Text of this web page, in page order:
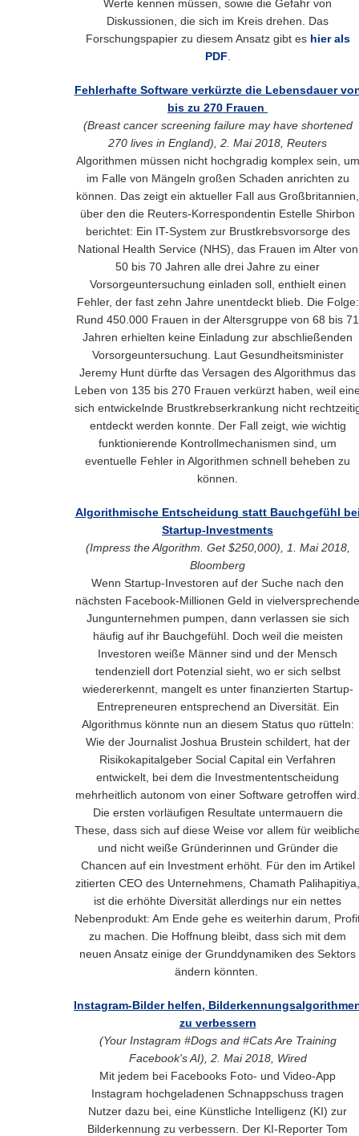
Werte kennen müssen, sowie die Gefahr von
Diskussionen, die sich im Kreis drehen. Das
Forschungspapier zu diesem Ansatz gibt es hier als
PDF
Fehlerhafte Software verkürzte die Lebensdauer
bis zu 270 Frauen
(Breast cancer screening failure may have shortened
270 lives in England), 2. Mai 2018, Reuters
Algorithmen müssen nicht hochgradig komplex sein, um
im Falle von Mängeln großen Schaden anrichten zu
können. Das zeigt ein aktueller Fall aus Großbritannien,
über den die Reuters-Korrespondentin Estelle Shirbon
berichtet: Ein IT-System zur Brustkrebsvorsorge des
National Health Service (NHS), das Frauen im Alter von
50 bis 70 Jahren alle drei Jahre zu einer
Vorsorgeuntersuchung einladen soll, enthielt einen
Fehler, der fast zehn Jahre unentdeckt blieb. Die Folge:
Rund 450.000 Frauen in der Altersgruppe von 68 bis 71
Jahren erhielten keine Einladung zur abschließenden
Vorsorgeuntersuchung. Laut Gesundheitsminister
Jeremy Hunt dürfte das Versagen des Algorithmus das
Leben von 135 bis 270 Frauen verkürzt haben, weil
sich entwickelnde Brustkrebserkrankung nicht
entdeckt werden konnte. Der Fall zeigt, wie wichtig
funktionierende Kontrollmechanismen sind, um
eventuelle Fehler in Algorithmen schnell beheben zu
können.
Algorithmische Entscheidung statt Bauchgefühl
Startup-Investments
(Impress the Algorithm. Get $250,000), 1. Mai 2018,
Bloomberg
Wenn Startup-Investoren auf der Suche nach den
nächsten Facebook-Millionen Geld in vielversprechende
Jungunternehmen pumpen, dann verlassen sie sich
häufig auf ihr Bauchgefühl. Doch weil die meisten
Investoren weiße Männer sind und der Mensch
tendenziell dort Potenzial sieht, wo er sich selbst
wiedererkennt, mangelt es unter finanzierten Startup-
Entrepreneuren entsprechend an Diversität. Ein
Algorithmus könnte nun an diesem Status quo rütteln:
Wie der Journalist Joshua Brustein schildert, hat der
Risikokapitalgeber Social Capital ein Verfahren
entwickelt, bei dem die Investmententscheidung
mehrheitlich autonom von einer Software getroffen wird.
Die ersten vorläufigen Resultate untermauern die
These, dass sich auf diese Weise vor allem für
und nicht weiße Gründerinnen und Gründer die
Chancen auf ein Investment erhöht. Für den im Artikel
zitierten CEO des Unternehmens, Chamath Palihapitiya,
ist die erhöhte Diversität allerdings nur ein nettes
Nebenprodukt: Am Ende gehe es weiterhin darum,
zu machen. Die Hoffnung bleibt, dass sich mit dem
neuen Ansatz einige der Grunddynamiken des Sektors
ändern könnten.
Instagram-Bilder helfen,
zu verbessern
(Your Instagram #Dogs and #Cats Are Training
Facebook's AI), 2. Mai 2018, Wired
Mit jedem bei Facebooks Foto- und Video-App
Instagram hochgeladenen Schnappschuss tragen
Nutzer dazu bei, eine Künstliche Intelligenz (KI) zur
Bilderkennung zu verbessern. Der KI-Reporter Tom